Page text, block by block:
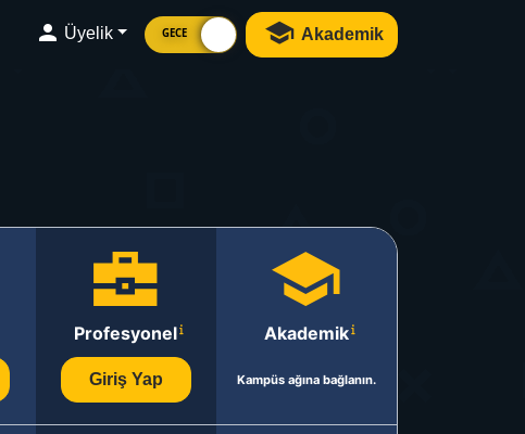
Üyelik GECE Akademik
Profesyonel
Giriş Yap
Akademik
Kampüs ağına bağlanın.